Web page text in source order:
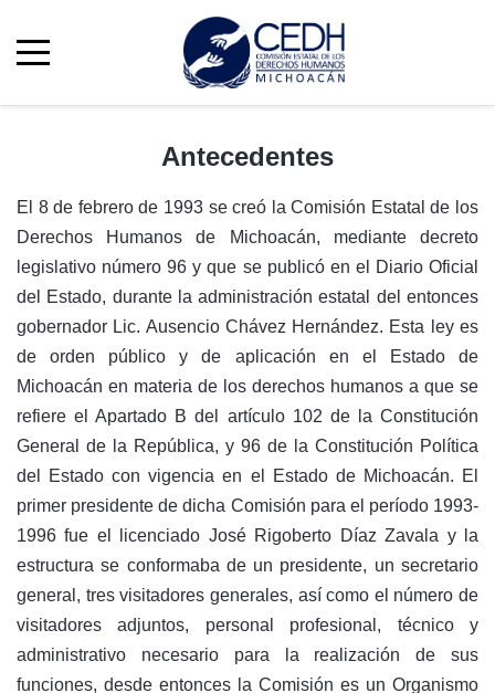
Antecedentes
El 8 de febrero de 1993 se creó la Comisión Estatal de los
Derechos Humanos de Michoacán, mediante decreto
legislativo número 96 y que se publicó en el Diario Oficial
del Estado, durante la administración estatal del entonces
gobernador Lic. Ausencio Chávez Hernández. Esta ley es
de orden público y de aplicación en el Estado de
Michoacán en materia de los derechos humanos a que se
refiere el Apartado B del artículo 102 de la Constitución
General de la República, y 96 de la Constitución Política
del Estado con vigencia en el Estado de Michoacán. El
primer presidente de dicha Comisión para el período 1993-
1996 fue el licenciado José Rigoberto Díaz Zavala y la
estructura se conformaba de un presidente, un secretario
general, tres visitadores generales, así como el número de
visitadores adjuntos, personal profesional, técnico y
administrativo necesario para la realización de sus
funciones, desde entonces la Comisión es un Organismo